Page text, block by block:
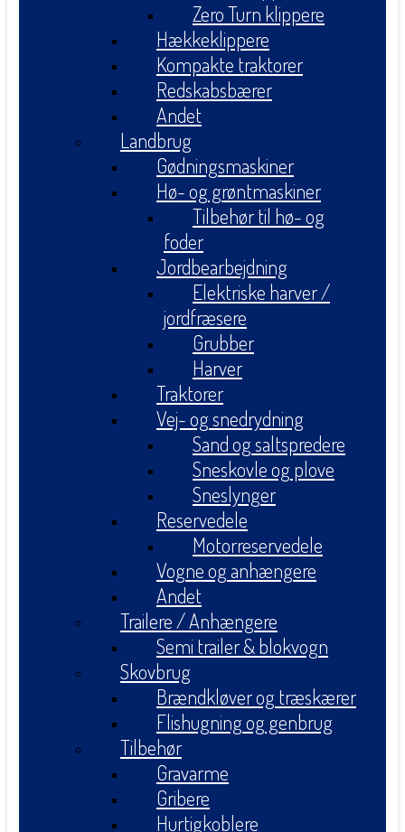
Zero Turn klippere
Hækkeklippere
Kompakte traktorer
Redskabsbærer
Andet
Landbrug
Gødningsmaskiner
Hø- og grøntmaskiner
Tilbehør til hø- og
foder
Jordbearbejdning
Elektriske harver /
jordfræsere
Grubber
Harver
Traktorer
Vej- og snedrydning
Sand og saltspredere
Sneskovle og plove
Sneslynger
Reservedele
Motorreservedele
Vogne og anhængere
Andet
Trailere / Anhængere
Semi trailer & blokvogn
Skovbrug
Brændkløver og træskærer
Flishugning og genbrug
Tilbehør
Gravarme
Gribere
Hurtigkoblere